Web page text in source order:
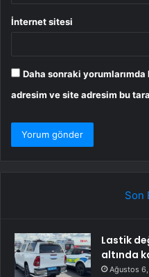
İnternet sitesi
Daha sonraki yorumlarımda
adresim ve site adresim bu
Son
Lastik
altında
Ağustos